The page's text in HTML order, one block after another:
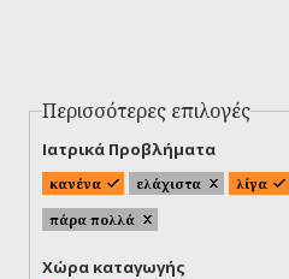
Περισσότερες επιλογές
Ιατρικά Προβλήματα
κανένα ελάχιστα λίγα
πάρα πολλά
Χώρα καταγωγής